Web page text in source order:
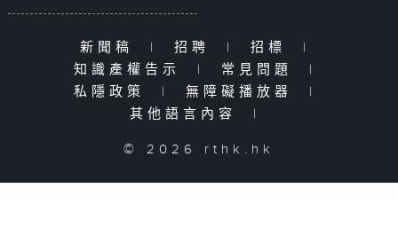
新聞稿 | 招聘 | 招標
|
知識產權告示
| 常見問題
|
私隱政策
| 無障礙播放器
|
其他語言內容
|
© 2026 rthk.hk